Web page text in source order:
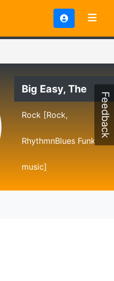
Big Easy, The
Rock [Rock,
RhythmnBlues Funk
music]
Feedback